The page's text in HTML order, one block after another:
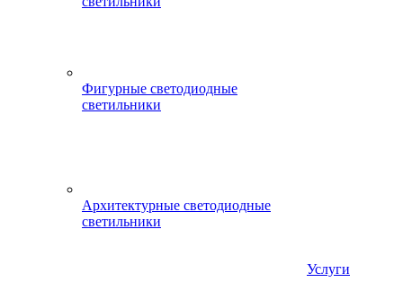
Фигурные светодиодные
светильники
Архитектурные светодиодные
светильники
Услуги